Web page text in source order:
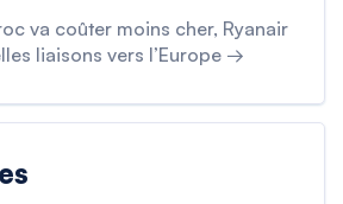
va coûter moins cher, Ryanair
liaisons vers l’Europe →